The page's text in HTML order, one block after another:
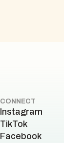
CONNECT
Instagram
TikTok
Facebook